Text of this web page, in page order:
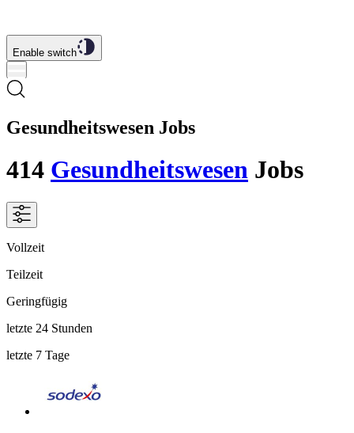
Enable switch
Gesundheitswesen Jobs
414 Gesundheitswesen Jobs
Vollzeit
Teilzeit
Geringfügig
letzte 24 Stunden
letzte 7 Tage